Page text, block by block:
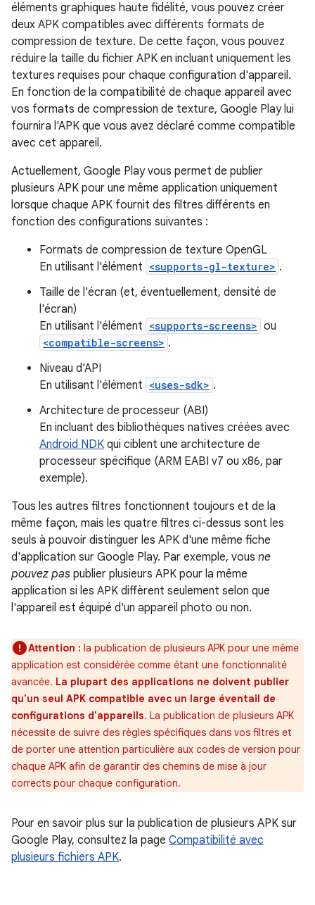
éléments graphiques haute fidélité, vous pouvez créer
deux APK compatibles avec différents formats de
compression de texture. De cette façon, vous pouvez
réduire la taille du fichier APK en incluant uniquement les
textures requises pour chaque configuration d'appareil.
En fonction de la compatibilité de chaque appareil avec
vos formats de compression de texture, Google Play lui
fournira l'APK que vous avez déclaré comme compatible
avec cet appareil.
Actuellement, Google Play vous permet de publier
plusieurs APK pour une même application uniquement
lorsque chaque APK fournit des filtres différents en
fonction des configurations suivantes :
Formats de compression de texture OpenGL
En utilisant l'élément <supports-gl-texture> .
Taille de l'écran (et, éventuellement, densité de
l'écran)
En utilisant l'élément <supports-screens> ou
<compatible-screens> .
Niveau d'API
En utilisant l'élément <uses-sdk> .
Architecture de processeur (ABI)
En incluant des bibliothèques natives créées avec
Android NDK qui ciblent une architecture de
processeur spécifique (ARM EABI v7 ou x86, par
exemple).
Tous les autres filtres fonctionnent toujours et de la
même façon, mais les quatre filtres ci-dessus sont les
seuls à pouvoir distinguer les APK d'une même fiche
d'application sur Google Play. Par exemple, vous ne
pouvez pas publier plusieurs APK pour la même
application si les APK diffèrent seulement selon que
l'appareil est équipé d'un appareil photo ou non.
Attention : la publication de plusieurs APK pour une même
application est considérée comme étant une fonctionnalité
avancée. La plupart des applications ne doivent publier
qu'un seul APK compatible avec un large éventail de
configurations d'appareils. La publication de plusieurs APK
nécessite de suivre des règles spécifiques dans vos filtres et
de porter une attention particulière aux codes de version pour
chaque APK afin de garantir des chemins de mise à jour
corrects pour chaque configuration.
Pour en savoir plus sur la publication de plusieurs APK sur
Google Play, consultez la page Compatibilité avec
plusieurs fichiers APK.